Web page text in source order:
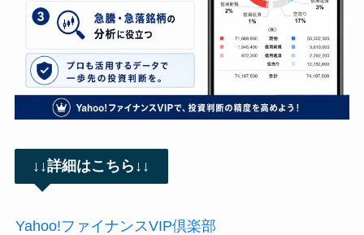
↓↓詳細はこちら↓↓
Yahoo!ファイナンスVIP倶楽部